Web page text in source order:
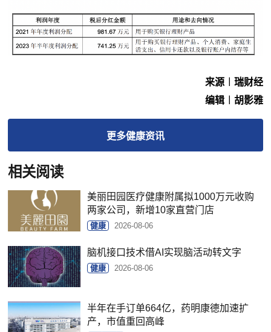
来源︱瑞财经
编辑︱胡影雅
更多健康资讯
相关阅读
美丽田园医疗健康附属拟1000万元收购
两家公司，新增10家直营门店
健康 2026-08-06
脑机接口技术借AI实现脑活动转文字
健康 2026-08-06
半年在手订单664亿，药明康德加速扩
产，市值重回高峰